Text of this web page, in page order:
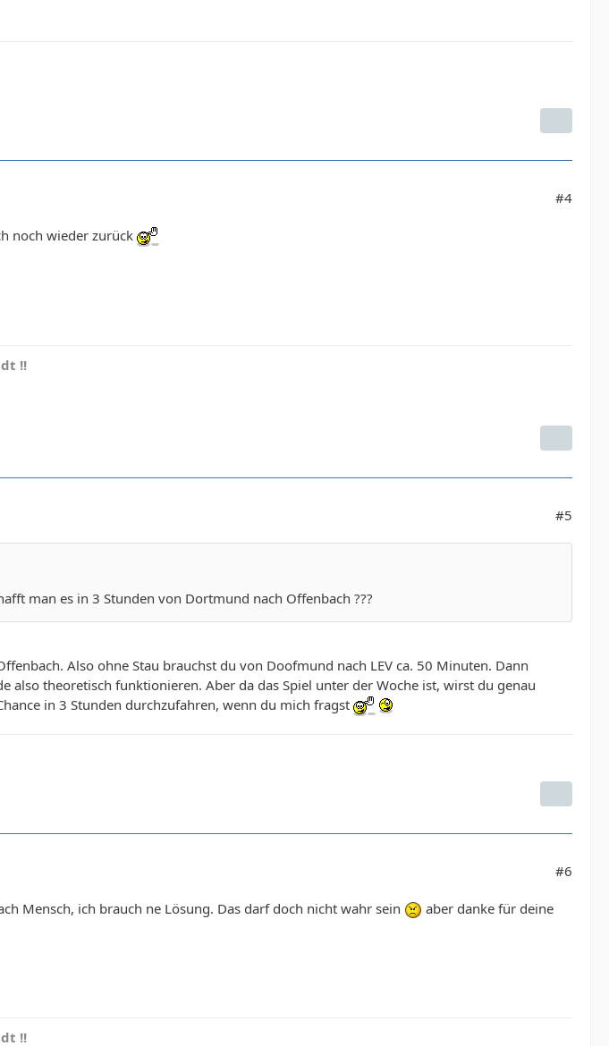
#4
noch wieder zurück
!!
#5
man es in 3 Stunden von Dortmund nach Offenbach ???
Also ohne Stau brauchst du von Doofmund nach LEV ca. 50 Minuten. Dann
also theoretisch funktionieren. Aber da das Spiel unter der Woche ist, wirst du genau
in 3 Stunden durchzufahren, wenn du mich fragst
#6
Mensch, ich brauch ne Lösung. Das darf doch nicht wahr sein
aber danke für deine
!!